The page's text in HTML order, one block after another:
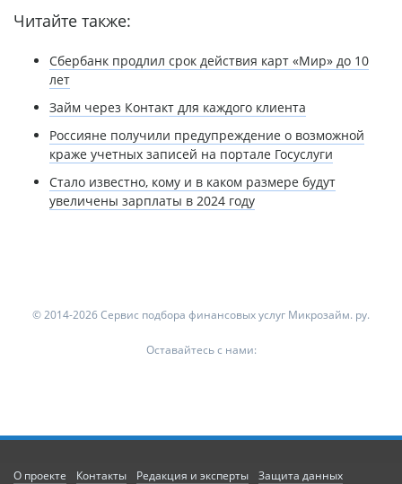
Читайте также:
Сбербанк продлил срок действия карт «Мир» до 10
лет
Займ через Контакт для каждого клиента
Россияне получили предупреждение о возможной
краже учетных записей на портале Госуслуги
Стало известно, кому и в каком размере будут
увеличены зарплаты в 2024 году
© 2014-2026 Сервис подбора финансовых услуг Микрозайм. ру.
Оставайтесь с нами:
О проекте Контакты Редакция и эксперты Защита данных